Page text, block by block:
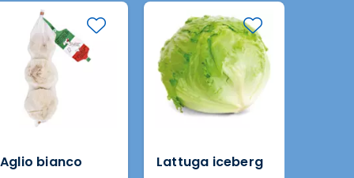
Aglio bianco Lattuga iceberg